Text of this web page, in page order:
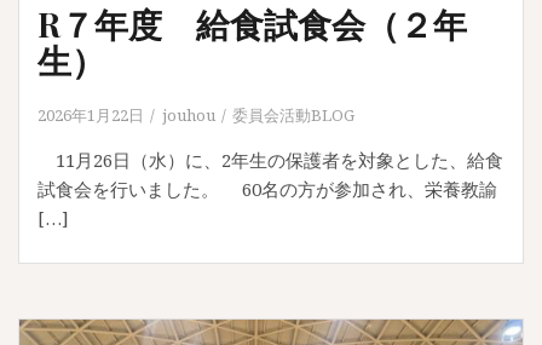
R７年度 給食試食会（２年
生）
2026年1月22日 jouhou 委員会活動BLOG
11月26日（水）に、2年生の保護者を対象とした、給食
試食会を行いました。 60名の方が参加され、栄養教諭
[…]